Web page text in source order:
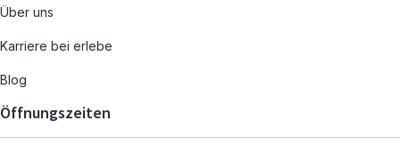
Über uns
Karriere bei erlebe
Blog
Öffnungszeiten